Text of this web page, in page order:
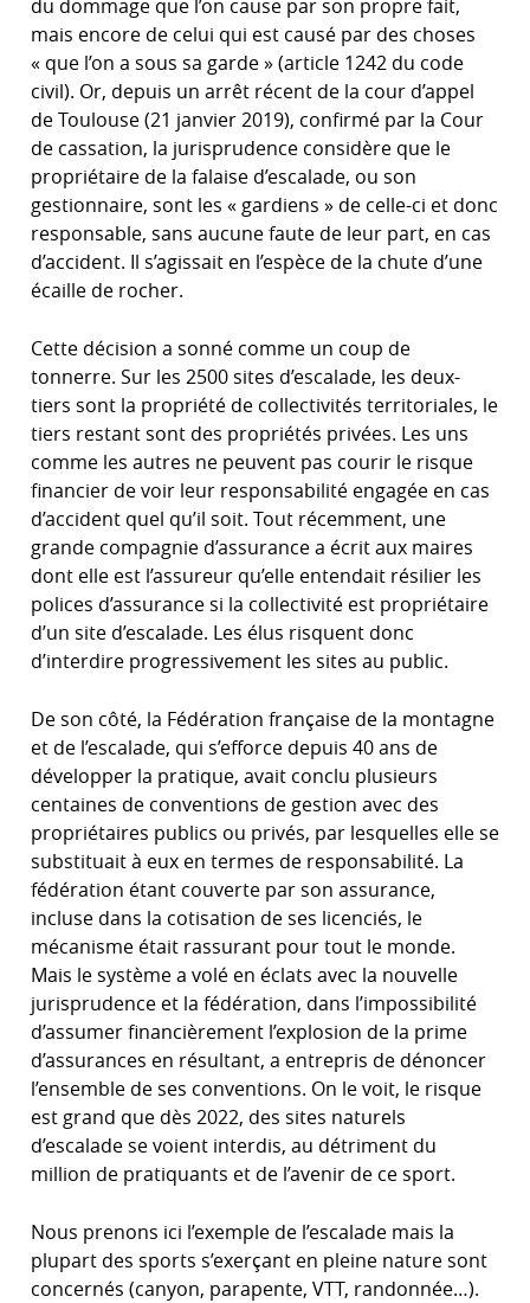
du dommage que l’on cause par son propre fait,
mais encore de celui qui est causé par des choses
« que l’on a sous sa garde » (article 1242 du code
civil). Or, depuis un arrêt récent de la cour d’appel
de Toulouse (21 janvier 2019), confirmé par la Cour
de cassation, la jurisprudence considère que le
propriétaire de la falaise d’escalade, ou son
gestionnaire, sont les « gardiens » de celle-ci et donc
responsable, sans aucune faute de leur part, en cas
d’accident. Il s’agissait en l’espèce de la chute d’une
écaille de rocher.
Cette décision a sonné comme un coup de
tonnerre. Sur les 2500 sites d’escalade, les deux-
tiers sont la propriété de collectivités territoriales, le
tiers restant sont des propriétés privées. Les uns
comme les autres ne peuvent pas courir le risque
financier de voir leur responsabilité engagée en cas
d’accident quel qu’il soit. Tout récemment, une
grande compagnie d’assurance a écrit aux maires
dont elle est l’assureur qu’elle entendait résilier les
polices d’assurance si la collectivité est propriétaire
d’un site d’escalade. Les élus risquent donc
d’interdire progressivement les sites au public.
De son côté, la Fédération française de la montagne
et de l’escalade, qui s’efforce depuis 40 ans de
développer la pratique, avait conclu plusieurs
centaines de conventions de gestion avec des
propriétaires publics ou privés, par lesquelles elle se
substituait à eux en termes de responsabilité. La
fédération étant couverte par son assurance,
incluse dans la cotisation de ses licenciés, le
mécanisme était rassurant pour tout le monde.
Mais le système a volé en éclats avec la nouvelle
jurisprudence et la fédération, dans l’impossibilité
d’assumer financièrement l’explosion de la prime
d’assurances en résultant, a entrepris de dénoncer
l’ensemble de ses conventions. On le voit, le risque
est grand que dès 2022, des sites naturels
d’escalade se voient interdis, au détriment du
million de pratiquants et de l’avenir de ce sport.
Nous prenons ici l’exemple de l’escalade mais la
plupart des sports s’exerçant en pleine nature sont
concernés (canyon, parapente, VTT, randonnée…).